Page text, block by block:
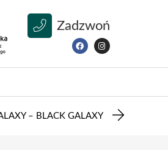
Zadzwoń
– BLACK GALAXY